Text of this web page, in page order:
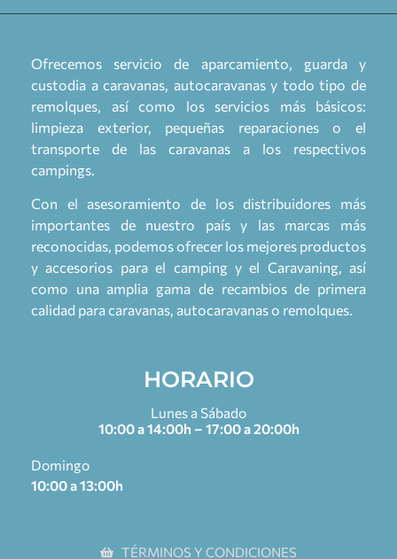
Ofrecemos servicio de aparcamiento, guarda y
custodia a caravanas, autocaravanas y todo tipo de
remolques, así como los servicios más básicos:
limpieza exterior, pequeñas reparaciones o el
transporte de las caravanas a los respectivos
campings.
Con el asesoramiento de los distribuidores más
importantes de nuestro país y las marcas más
reconocidas, podemos ofrecer los mejores productos
y accesorios para el camping y el Caravaning, así
como una amplia gama de recambios de primera
calidad para caravanas, autocaravanas o remolques.
HORARIO
Lunes a Sábado
10:00 a 14:00h – 17:00 a 20:00h
Domingo
10:00 a 13:00h
TÉRMINOS Y CONDICIONES